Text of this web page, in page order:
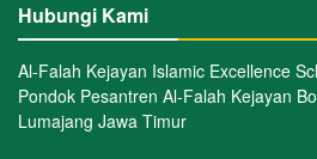
Hubungi Kami
Al-Falah Kejayan Islamic Excellence
Pondok Pesantren Al-Falah Kejayan
Lumajang Jawa Timur